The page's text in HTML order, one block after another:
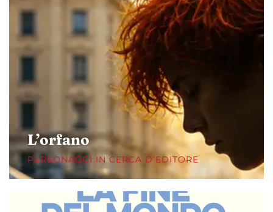
L’orfano
PERSONAGGI IN CERCA D’EDITORE